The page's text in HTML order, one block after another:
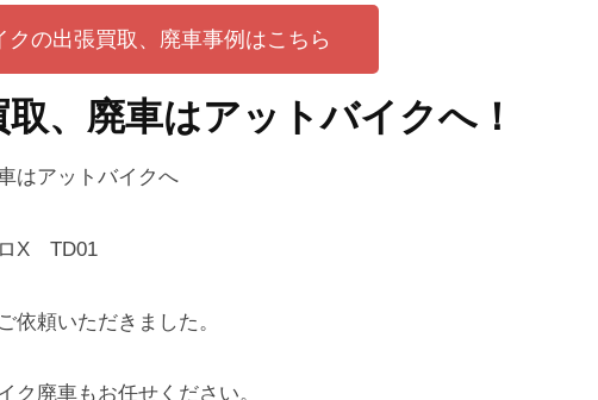
クの出張買取、廃車事例はこちら
、廃車はアットバイクへ！
はアットバイクへ
X TD01
依頼いただきました。
ク廃車もお任せください。